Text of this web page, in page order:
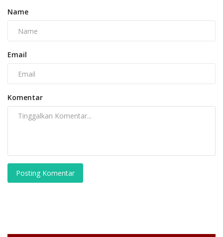
Name
Email
Komentar
Posting Komentar